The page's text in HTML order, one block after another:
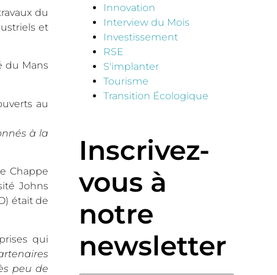
du
et
du Mans
au
à la
Chappe
Johns
était de
qui
peu de
Innovation
Interview du Mois
Investissement
RSE
S'implanter
Tourisme
Transition Écologique
Inscrivez-
vous à
notre
newsletter